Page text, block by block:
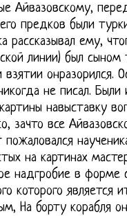
Айвазовскому,
предков были
рассказывал ему,
линии) был сыном
онразорился.
не писал. Были
навыставку
зачто все
на картинах
надгробие в форме
которого является
На борту корабля